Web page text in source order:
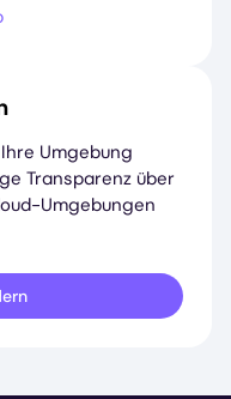
Umgebung
Transparenz über
Umgebungen